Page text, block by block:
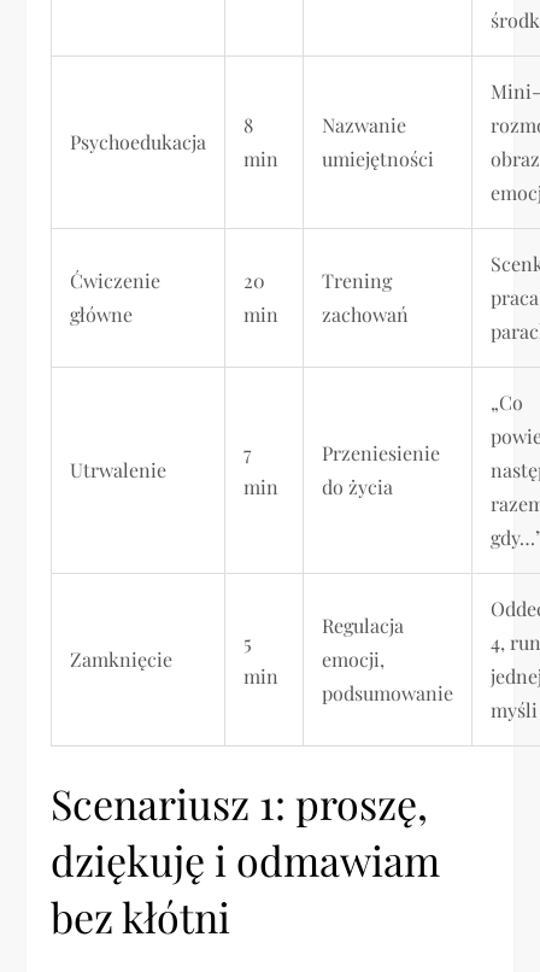
Psychoedukacja
8
min
Nazwanie
umiejętności
Ćwiczenie
główne
20
min
Trening
zachowań
Utrwalenie
7
min
Przeniesienie
do życia
„Co
Zamknięcie
5
min
Regulacja
emocji,
podsumowanie
4,
myśli
Scenariusz 1: proszę,
dziękuję i odmawiam
bez kłótni